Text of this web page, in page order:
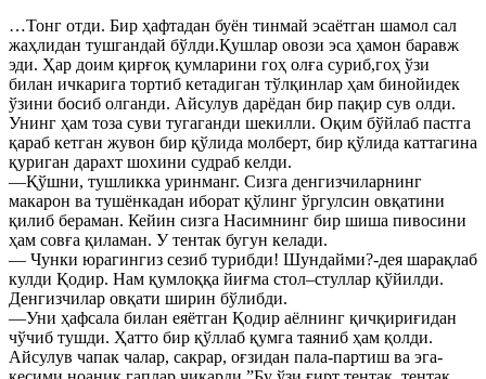
…Тонг отди. Бир ҳафтадан буён тинмай эсаётган шамол сал
жаҳлидан тушгандай бўлди.Қушлар овози эса ҳамон баравж
эди. Ҳар доим қирғоқ қумларини гоҳ олға суриб,гоҳ ўзи
билан ичкарига тортиб кетадиган тўлқинлар ҳам бинойидек
ўзини босиб олганди. Айсулув дарёдан бир пақир сув олди.
Унинг ҳам тоза суви тугаганди шекилли. Оқим бўйлаб пастга
қараб кетган жувон бир қўлида молберт, бир қўлида каттагина
қуриган дарахт шохини судраб келди.
—Қўшни, тушликка уринманг. Сизга денгизчиларнинг
макарон ва тушёнкадан иборат қўлинг ўргулсин овқатини
қилиб бераман. Кейин сизга Насимнинг бир шиша пивосини
ҳам совға қиламан. У тентак бугун келади.
— Чунки юрагингиз сезиб турибди! Шундайми?-дея шарақлаб
кулди Қодир. Нам қумлоққа йиғма стол–стуллар қўйилди.
Денгизчилар овқати ширин бўлибди.
—Уни ҳафсала билан еяётган Қодир аёлнинг қичқириғидан
чўчиб тушди. Ҳатто бир қўллаб қумга таяниб ҳам қолди.
Айсулув чапак чалар, сакрар, оғзидан пала-партиш ва эга-